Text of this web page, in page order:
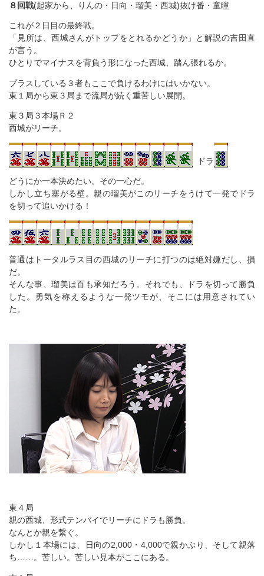
８回戦(起家から、りんの・日向・瑠美・西城)抜け番・童瞳
これが２日目の最終戦。
「見所は、西城さんがトップをとれるかどうか」と解説の吉田直
が言う。
ひとりでマイナスを背負う形になった西城、踏ん張れるか。
プラスしている３者もここで負けるわけにはいかない。
東１局から東３局まで流局が続く重苦しい展開。
東３局３本場Ｒ２
西城がリーチ。
ドラ
どうにか一本決めたい。その一心だ。
しかし立ち塞がる壁。親の瑠美がこのリーチをうけて一発でドラ
を切って追いかける！
普通はトータルラス目の西城のリーチに打つのは絶対嫌だし、損
だ。
そんな事、瑠美は百も承知だろう。それでも、ドラを切って勝負
した。勇気を称えるような一発ツモが、そこには用意されてい
た。
東４局
親の西城、形式テンパイでリーチにドラも勝負。
なんとか親を繋ぐ。
しかし１本場には、日向の2,000・4,000で親かぶり、そして親落
ち……。苦しい。苦しい見本がここにある。